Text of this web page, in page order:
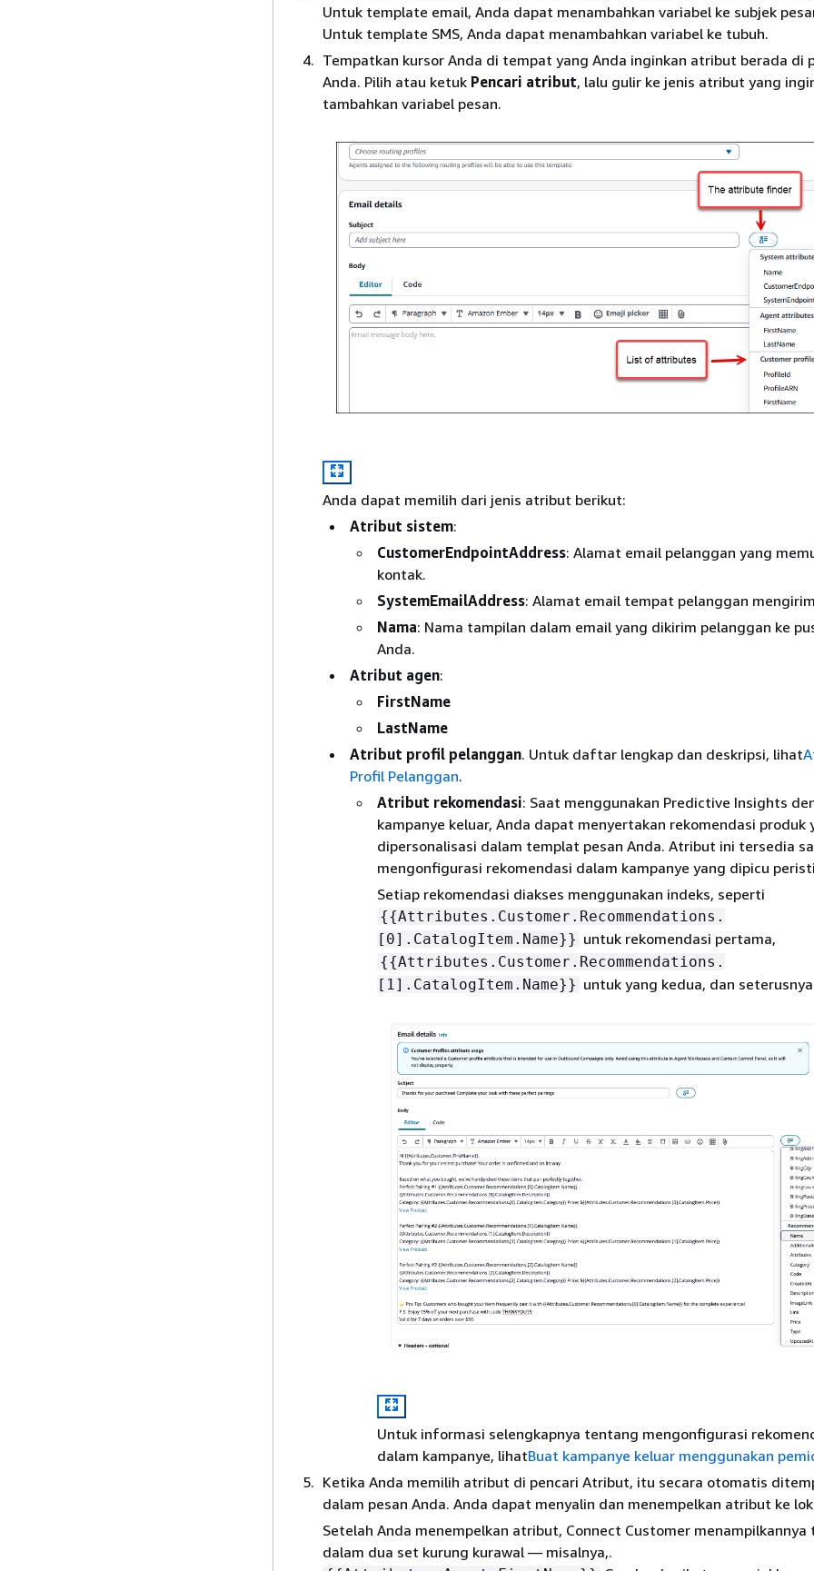
Untuk template email, Anda dapat menambahkan variabel ke subjek
Untuk template SMS, Anda dapat menambahkan variabel ke tubuh.
Tempatkan kursor Anda di tempat yang Anda inginkan atribut berada di
Anda. Pilih atau ketuk Pencari atribut, lalu gulir ke jenis atribut yang
tambahkan variabel pesan.
Anda dapat memilih dari jenis atribut berikut:
Atribut sistem:
CustomerEndpointAddress: Alamat email pelanggan yang
kontak.
SystemEmailAddress: Alamat email tempat pelanggan
Nama: Nama tampilan dalam email yang dikirim pelanggan ke
Anda.
Atribut agen:
FirstName
LastName
Atribut profil pelanggan. Untuk daftar lengkap dan deskripsi, lihat
Profil Pelanggan.
Atribut rekomendasi: Saat menggunakan Predictive Insights
kampanye keluar, Anda dapat menyertakan rekomendasi produk
dipersonalisasi dalam templat pesan Anda. Atribut ini tersedia
mengonfigurasi rekomendasi dalam kampanye yang dipicu
Setiap rekomendasi diakses menggunakan indeks, seperti
{{Attributes.Customer.Recommendations.
[0].CatalogItem.Name}} untuk rekomendasi pertama,
{{Attributes.Customer.Recommendations.
[1].CatalogItem.Name}} untuk yang kedua, dan
Untuk informasi selengkapnya tentang mengonfigurasi
dalam kampanye, lihatBuat kampanye keluar menggunakan
Ketika Anda memilih atribut di pencari Atribut, itu secara otomatis
dalam pesan Anda. Anda dapat menyalin dan menempelkan atribut ke
Setelah Anda menempelkan atribut, Connect Customer menampilkannya
dalam dua set kurung kurawal — misalnya,.